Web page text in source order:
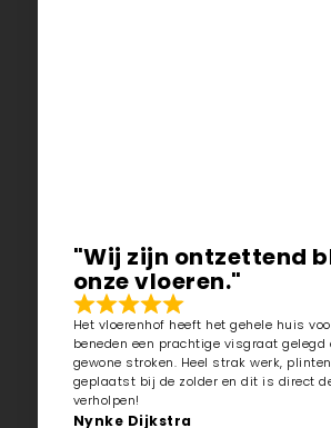
"Wij zijn ontzettend
onze vloeren."
Het vloerenhof heeft het gehele huis
beneden een prachtige visgraat gelegd
gewone stroken. Heel strak werk,
geplaatst bij de zolder en dit is direct
verholpen!
Nynke Dijkstra